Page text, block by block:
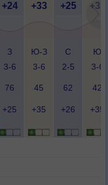
+24 +33 +25 +33
З
3-6
Ю-З
3-6
С
2-5
Ю
3-6
76 45 62 42
+25 +35 +26 +35